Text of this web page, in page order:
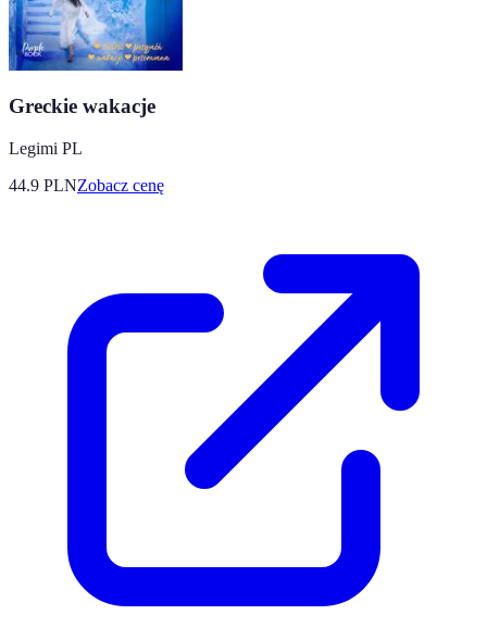
Greckie wakacje
Legimi PL
44.9 PLNZobacz cenę